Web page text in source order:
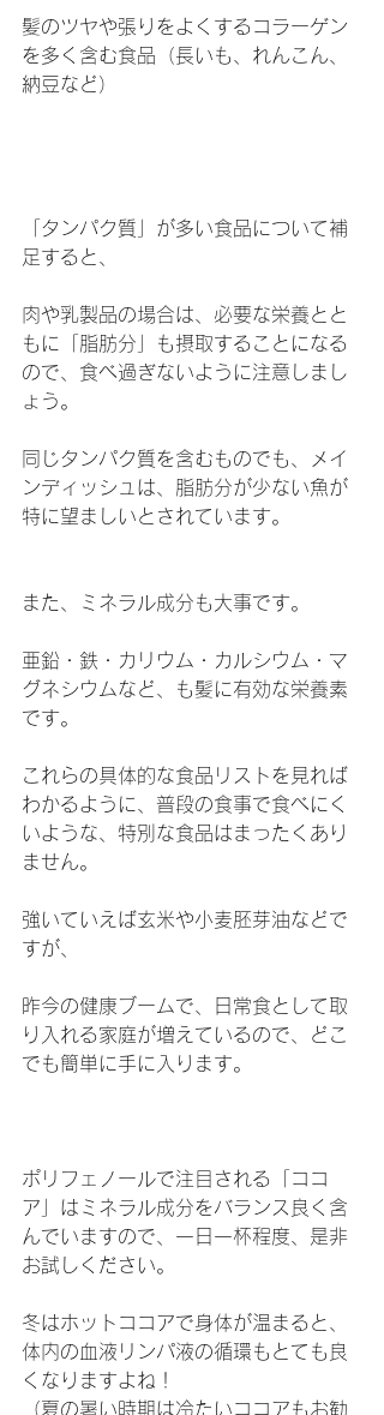
髪のツヤや張りをよくするコラーゲン
を多く含む食品（長いも、れんこん、
納豆など）
「タンパク質」が多い食品について補
足すると、
肉や乳製品の場合は、必要な栄養とと
もに「脂肪分」も摂取することになる
ので、食べ過ぎないように注意しまし
ょう。
同じタンパク質を含むものでも、メイ
ンディッシュは、脂肪分が少ない魚が
特に望ましいとされています。
また、ミネラル成分も大事です。
亜鉛・鉄・カリウム・カルシウム・マ
グネシウムなど、も髪に有効な栄養素
です。
これらの具体的な食品リストを見れば
わかるように、普段の食事で食べにく
いような、特別な食品はまったくあり
ません。
強いていえば玄米や小麦胚芽油などで
すが、
昨今の健康ブームで、日常食として取
り入れる家庭が増えているので、どこ
でも簡単に手に入ります。
ポリフェノールで注目される「ココ
ア」はミネラル成分をバランス良く含
んでいますので、一日一杯程度、是非
お試しください。
冬はホットココアで身体が温まると、
体内の血液リンパ液の循環もとても良
くなりますよね！
（夏の暑い時期は冷たいココアもお勧